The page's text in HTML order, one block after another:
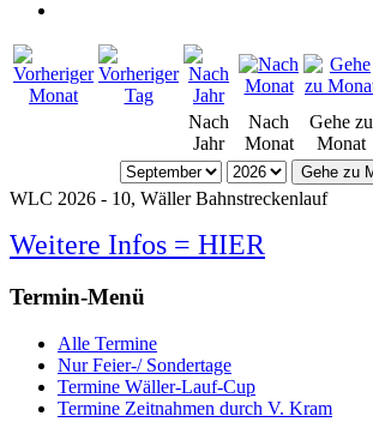
Nach
Jahr
Nach
Monat
Gehe zu
Monat
Gehe zu
WLC 2026 - 10, Wäller Bahnstreckenlauf
Weitere Infos = HIER
Termin-Menü
Alle Termine
Nur Feier-/ Sondertage
Termine Wäller-Lauf-Cup
Termine Zeitnahmen durch V. Kram